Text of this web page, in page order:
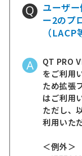
ユーザ
ー2のプ
（LACP
QT PRO
をご利用
ため拡張
はご利用
ただし、
利用いた
＜例外＞